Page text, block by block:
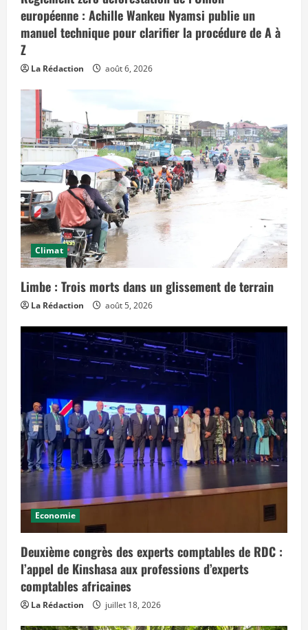
e
s
e
f
t
l
e
t
e
p
s
»
européenne : Achille Wankeu Nyamsi publie un
manuel technique pour clarifier la procédure de A à
Z
La Rédaction août 6, 2026
Climat
Limbe : Trois morts dans un glissement de terrain
La Rédaction août 5, 2026
Economie
Deuxième congrès des experts comptables de RDC :
l’appel de Kinshasa aux professions d’experts
comptables africaines
La Rédaction juillet 18, 2026